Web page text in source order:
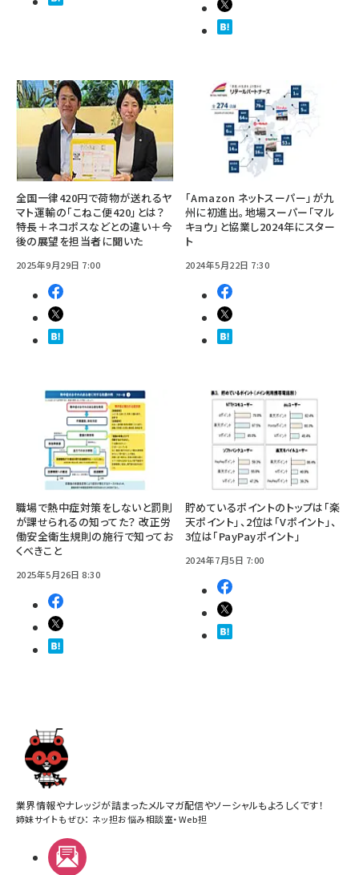
全国一律420円で荷物が送れるヤ
マト運輸の「こねこ便420」とは？
特長＋ネコポスなどとの違い＋今
後の展望を担当者に聞いた
2025年9月29日 7:00
「Amazon ネットスーパー」が九
州に初進出。地場スーパー「マル
キョウ」と協業し2024年にスター
ト
2024年5月22日 7:30
職場で熱中症対策をしないと罰則
が課せられるの知ってた？ 改正労
働安全衛生規則の施行で知ってお
くべきこと
2025年5月26日 8:30
貯めているポイントのトップは「楽
天ポイント」、2位は「Vポイント」、
3位は「PayPayポイント」
2024年7月5日 7:00
業界情報やナレッジが詰まったメルマガ配信やソーシャルもよろしくです！
姉妹サイトもぜひ： ネッ担お悩み相談室・Web担